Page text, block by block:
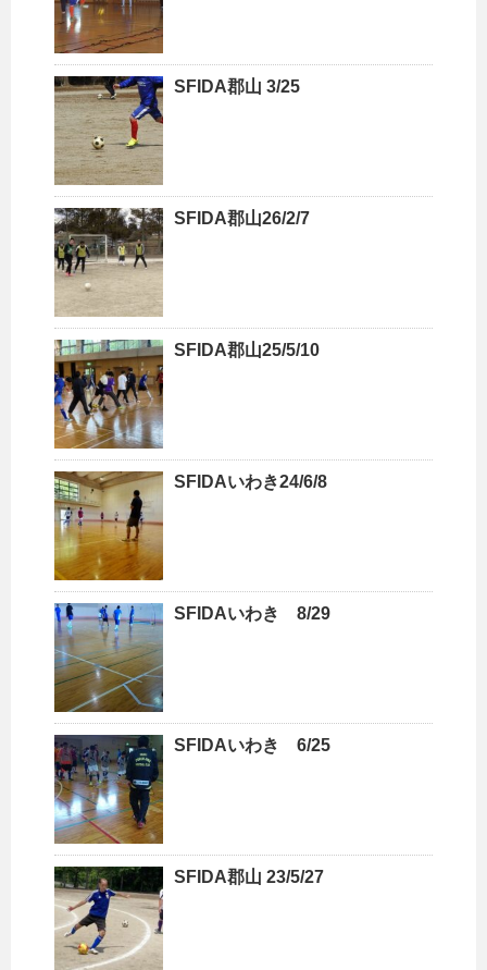
SFIDA郡山 3/25
SFIDA郡山26/2/7
SFIDA郡山25/5/10
SFIDAいわき24/6/8
SFIDAいわき 8/29
SFIDAいわき 6/25
SFIDA郡山 23/5/27